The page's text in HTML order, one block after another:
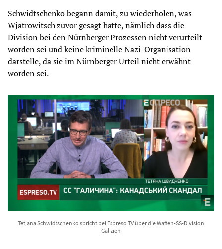
Schwidtschenko begann damit, zu wiederholen, was
Wjatrowitsch zuvor gesagt hatte, nämlich dass die
Division bei den Nürnberger Prozessen nicht verurteilt
worden sei und keine kriminelle Nazi-Organisation
darstelle, da sie im Nürnberger Urteil nicht erwähnt
worden sei.
Tetjana Schwidtschenko spricht bei Espreso TV über die Waffen-SS-Division
Galizien